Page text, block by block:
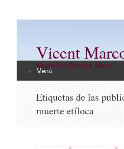
Vicent
Mi opinión @Vicent_Marco
Menú
contenido
Etiquetas de las
muerte etíloca